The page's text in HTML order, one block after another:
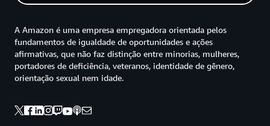
A Amazon é uma empresa empregadora orientada pelos
fundamentos de igualdade de oportunidades e ações
afirmativas, que não faz distinção entre minorias, mulheres,
portadores de deficiência, veteranos, identidade de gênero,
orientação sexual nem idade.